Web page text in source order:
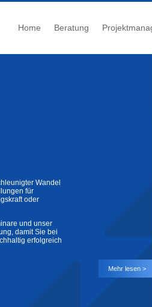
Home Beratung
Wandel
für
oder
und unser
damit Sie bei
erfolgreich
Mehr lesen >